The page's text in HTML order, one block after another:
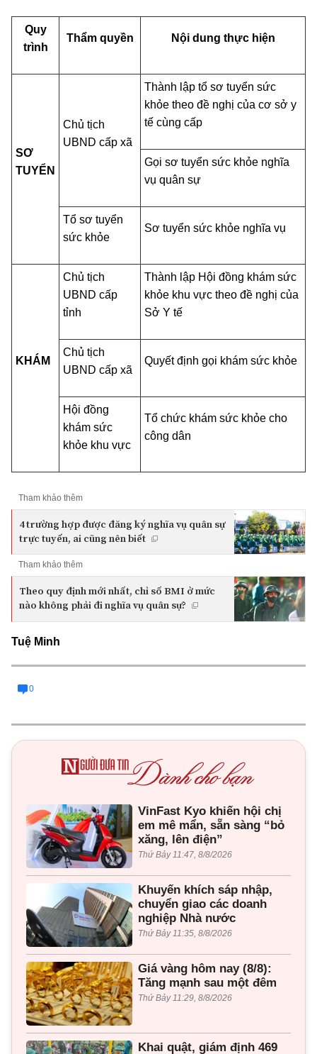
Quy
trình
Thẩm quyền Nội dung thực hiện
SƠ
TUYỂN
Chủ tịch
UBND cấp xã
Thành lập tổ sơ tuyển sức
khỏe theo đề nghị của cơ sở y
tế cùng cấp
Gọi sơ tuyển sức khỏe nghĩa
vụ quân sự
Tổ sơ tuyển
sức khỏe
Sơ tuyển sức khỏe nghĩa vụ
KHÁM
Chủ tịch
UBND cấp
tỉnh
Thành lập Hội đồng khám sức
khỏe khu vực theo đề nghị của
Sở Y tế
Chủ tịch
UBND cấp xã
Quyết định gọi khám sức khỏe
Hội đồng
khám sức
khỏe khu vực
Tổ chức khám sức khỏe cho
công dân
Tham khảo thêm
4 trường hợp được đăng ký nghĩa vụ quân sự
trực tuyến, ai cũng nên biết
Tham khảo thêm
Theo quy định mới nhất, chỉ số BMI ở mức
nào không phải đi nghĩa vụ quân sự?
Tuệ Minh
0
VinFast Kyo khiến hội chị
em mê mẩn, sẵn sàng “bỏ
xăng, lên điện”
Thứ Bảy 11:47, 8/8/2026
Khuyến khích sáp nhập,
chuyển giao các doanh
nghiệp Nhà nước
Thứ Bảy 11:35, 8/8/2026
Giá vàng hôm nay (8/8):
Tăng mạnh sau một đêm
Thứ Bảy 11:29, 8/8/2026
Khai quật, giám định 469